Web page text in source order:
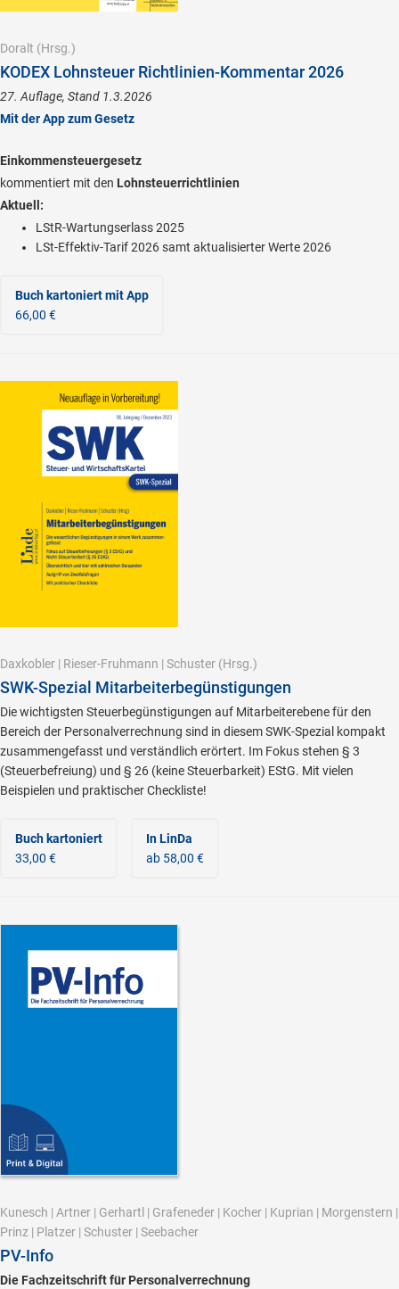
Doralt (Hrsg.)
KODEX Lohnsteuer Richtlinien-Kommentar 2026
27. Auflage, Stand 1.3.2026
Mit der App zum Gesetz
Einkommensteuergesetz
kommentiert mit den Lohnsteuerrichtlinien
Aktuell:
LStR-Wartungserlass 2025
LSt-Effektiv-Tarif 2026 samt aktualisierter Werte 2026
Buch kartoniertmit App
66,00 €
Daxkobler | Rieser-Fruhmann | Schuster (Hrsg.)
SWK-Spezial Mitarbeiterbegünstigungen
Die wichtigsten Steuerbegünstigungen auf Mitarbeiterebene für den
Bereich der Personalverrechnung sind in diesem SWK-Spezial kompakt
zusammengefasst und verständlich erörtert. Im Fokus stehen § 3
(Steuerbefreiung) und § 26 (keine Steuerbarkeit) EStG. Mit vielen
Beispielen und praktischer Checkliste!
Buch kartoniert
33,00 €
In LinDa
ab 58,00 €
Kunesch | Artner | Gerhartl | Grafeneder | Kocher | Kuprian | Morgenstern |
Prinz | Platzer | Schuster | Seebacher
PV-Info
Die Fachzeitschrift für Personalverrechnung